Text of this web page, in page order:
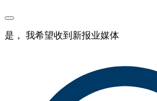
是， 我希望收到新报业媒体